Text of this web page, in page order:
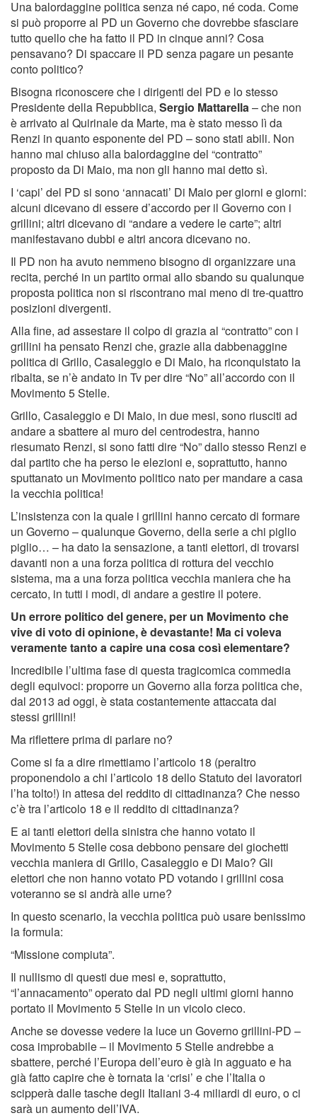
Una balordaggine politica senza né capo, né coda. Come
si può proporre al PD un Governo che dovrebbe sfasciare
tutto quello che ha fatto il PD in cinque anni? Cosa
pensavano? Di spaccare il PD senza pagare un pesante
conto politico?
Bisogna riconoscere che i dirigenti del PD e lo stesso
Presidente della Repubblica, Sergio Mattarella– che non
è arrivato al Quirinale da Marte, ma è stato messo lì da
Renzi in quanto esponente del PD – sono stati abili. Non
hanno mai chiuso alla balordaggine del “contratto”
proposto da Di Maio, ma non gli hanno mai detto sì.
I ‘capi’ del PD si sono ‘annacati’ Di Maio per giorni e giorni:
alcuni dicevano di essere d’accordo per il Governo con i
grillini; altri dicevano di “andare a vedere le carte”; altri
manifestavano dubbi e altri ancora dicevano no.
Il PD non ha avuto nemmeno bisogno di organizzare una
recita, perché in un partito ormai allo sbando su qualunque
proposta politica non si riscontrano mai meno di tre-quattro
posizioni divergenti.
Alla fine, ad assestare il colpo di grazia al “contratto” con i
grillini ha pensato Renzi che, grazie alla dabbenaggine
politica di Grillo, Casaleggio e Di Maio, ha riconquistato la
ribalta, se n’è andato in Tv per dire “No” all’accordo con il
Movimento 5 Stelle.
Grillo, Casaleggio e Di Maio, in due mesi, sono riusciti ad
andare a sbattere al muro del centrodestra, hanno
riesumato Renzi, si sono fatti dire “No” dallo stesso Renzi e
dal partito che ha perso le elezioni e, soprattutto, hanno
sputtanato un Movimento politico nato per mandare a casa
la vecchia politica!
L’insistenza con la quale i grillini hanno cercato di formare
un Governo – qualunque Governo, della serie a chi piglio
piglio… – ha dato la sensazione, a tanti elettori, di trovarsi
davanti non a una forza politica di rottura del vecchio
sistema, ma a una forza politica vecchia maniera che ha
cercato, in tutti i modi, di andare a gestire il potere.
Un errore politico del genere, per un Movimento che
vive di voto di opinione, è devastante! Ma ci voleva
veramente tanto a capire una cosa così elementare?
Incredibile l’ultima fase di questa tragicomica commedia
degli equivoci: proporre un Governo alla forza politica che,
dal 2013 ad oggi, è stata costantemente attaccata dai
stessi grillini!
Ma riflettere prima di parlare no?
Come si fa a dire rimettiamo l’articolo 18 (peraltro
proponendolo a chi l’articolo 18 dello Statuto dei lavoratori
l’ha tolto!) in attesa del reddito di cittadinanza? Che nesso
c’è tra l’articolo 18 e il reddito di cittadinanza?
E ai tanti elettori della sinistra che hanno votato il
Movimento 5 Stelle cosa debbono pensare dei giochetti
vecchia maniera di Grillo, Casaleggio e Di Maio? Gli
elettori che non hanno votato PD votando i grillini cosa
voteranno se si andrà alle urne?
In questo scenario, la vecchia politica può usare benissimo
la formula:
“Missione compiuta”.
Il nullismo di questi due mesi e, soprattutto,
“l’annacamento” operato dal PD negli ultimi giorni hanno
portato il Movimento 5 Stelle in un vicolo cieco.
Anche se dovesse vedere la luce un Governo grillini-PD –
cosa improbabile – il Movimento 5 Stelle andrebbe a
sbattere, perché l’Europa dell’euro è già in agguato e ha
già fatto capire che è tornata la ‘crisi’ e che l’Italia o
scipperà dalle tasche degli Italiani 3-4 miliardi di euro, o ci
sarà un aumento dell’IVA.